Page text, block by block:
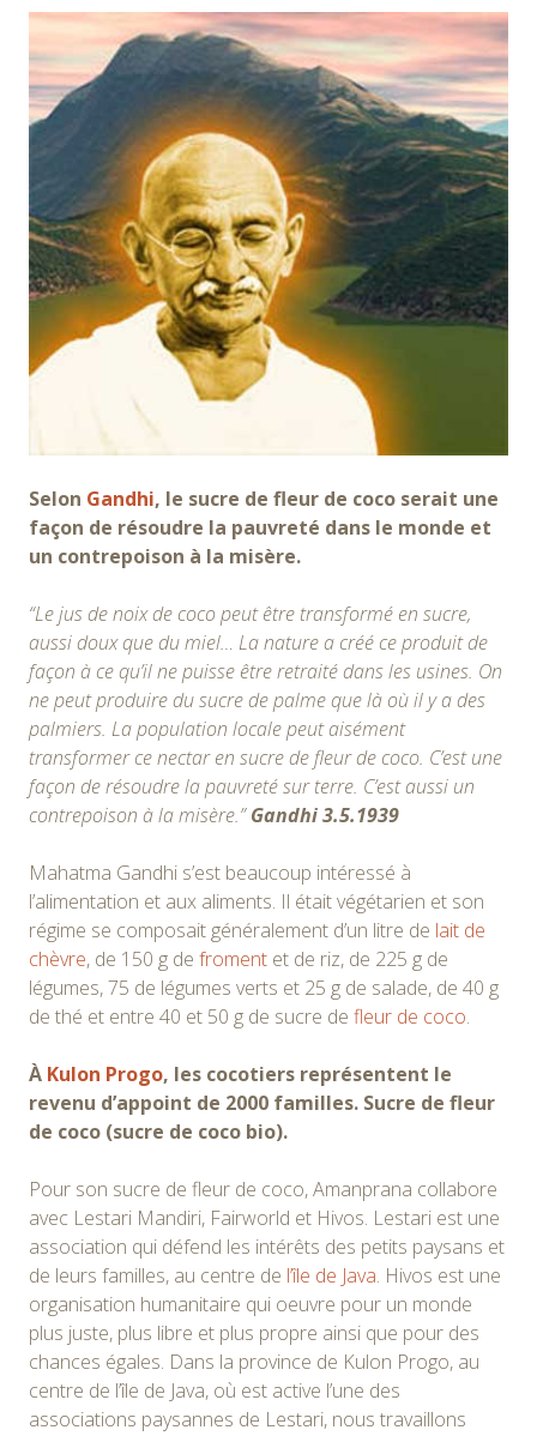
Selon Gandhi, le sucre de fleur de coco serait une
façon de résoudre la pauvreté dans le monde et
un contrepoison à la misère.
“Le jus de noix de coco peut être transformé en sucre,
aussi doux que du miel… La nature a créé ce produit de
façon à ce qu’il ne puisse être retraité dans les usines. On
ne peut produire du sucre de palme que là où il y a des
palmiers. La population locale peut aisément
transformer ce nectar en sucre de fleur de coco. C’est une
façon de résoudre la pauvreté sur terre. C’est aussi un
contrepoison à la misère.”Gandhi 3.5.1939
Mahatma Gandhi s’est beaucoup intéressé à
l’alimentation et aux aliments. Il était végétarien et son
régime se composait généralement d’un litre de lait de
chèvre, de 150 g de froment et de riz, de 225 g de
légumes, 75 de légumes verts et 25 g de salade, de 40 g
de thé et entre 40 et 50 g de sucre de fleur de coco.
À Kulon Progo, les cocotiers représentent le
revenu d’appoint de 2000 familles. Sucre de fleur
de coco (sucre de coco bio).
Pour son sucre de fleur de coco, Amanprana collabore
avec Lestari Mandiri, Fairworld et Hivos. Lestari est une
association qui défend les intérêts des petits paysans et
de leurs familles, au centre de l’île de Java. Hivos est une
organisation humanitaire qui oeuvre pour un monde
plus juste, plus libre et plus propre ainsi que pour des
chances égales. Dans la province de Kulon Progo, au
centre de l’île de Java, où est active l’une des
associations paysannes de Lestari, nous travaillons